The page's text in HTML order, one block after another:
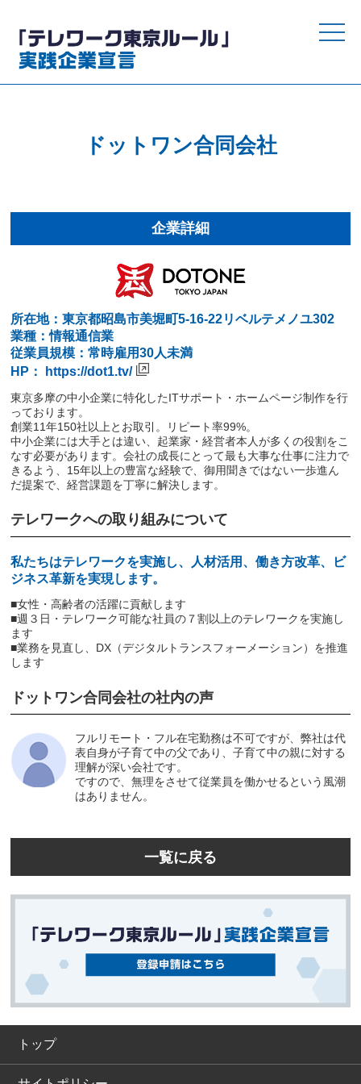
toggle
ドットワン合同会社
企業詳細
所在地：東京都昭島市美堀町5-16-22リベルテメノユ302
業種：情報通信業
従業員規模：常時雇用30人未満
HP：
https://dot1.tv/
東京多摩の中小企業に特化したITサポート・ホームページ制作を行
っております。
創業11年150社以上とお取引。リピート率99%。
中小企業には大手とは違い、起業家・経営者本人が多くの役割をこ
なす必要があります。会社の成長にとって最も大事な仕事に注力で
きるよう、15年以上の豊富な経験で、御用聞きではない一歩進ん
だ提案で、経営課題を丁寧に解決します。
テレワークへの取り組みについて
私たちはテレワークを実施し、人材活用、働き方改革、ビ
ジネス革新を実現します。
■女性・高齢者の活躍に貢献します
■週３日・テレワーク可能な社員の７割以上のテレワークを実施し
ます
■業務を見直し、DX（デジタルトランスフォーメーション）を推進
します
ドットワン合同会社の社内の声
フルリモート・フル在宅勤務は不可ですが、弊社は代
表自身が子育て中の父であり、子育て中の親に対する
理解が深い会社です。
ですので、無理をさせて従業員を働かせるという風潮
はありません。
一覧に戻る
トップ